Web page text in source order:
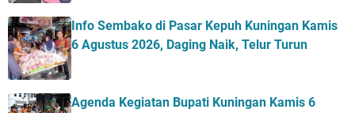
Info Sembako di Pasar Kepuh Kuningan Kamis
6 Agustus 2026, Daging Naik, Telur Turun
Agenda Kegiatan Bupati Kuningan Kamis 6